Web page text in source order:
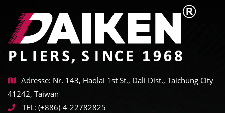
Adresse: Nr. 143, Haolai 1st St., Dali Dist., Taichung City
41242, Taiwan
TEL: (+886)-4-22782825